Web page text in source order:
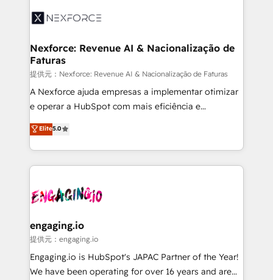
Implementation & Migration Onboarding across all
Station, Freshdesk, Intercom, and more. Custom
objects, automations, and integrations built for
growth. 🚀 AI-Driven GTM Orchestration Unify
HubSpot with LinkedIn, WhatsApp, email, paid
media, and AI voice to drive pipeline. 🤖 AI Custom
prospecting, follow-ups, service triage, and
knowledge retrieval—built in HubSpot. ⚡ Fast-Track
advanced optimization & adoption 📍 São Paulo, BR
• Des Moines, IA • New York, NY
Nexforce: Revenue AI & Nacionalização de
Faturas
提供元：Nexforce: Revenue AI & Nacionalização de Faturas
A Nexforce ajuda empresas a implementar otimizar
e operar a HubSpot com mais eficiência e
previsibilidade de receita. Combinamos Revenue
Operations (RevOps) e Inteligência Artificial para
estruturar processos integrar sistemas organizar
dados e automatizar operações. O objetivo é
operacional de receita conectando equipes
Também somos distribuidores oficiais da HubSpot
e de mais de 150 softwares globais permitindo
contratar e pagar a HubSpot em reais com nota
fiscal no Brasil e gerar economia de até 50% na
Elite5.0
engaging.io
提供元：engaging.io
Engaging.io is HubSpot's JAPAC Partner of the Year!
We have been operating for over 16 years and are